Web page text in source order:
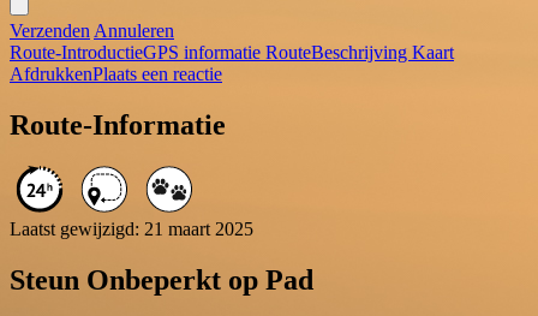
Verzenden Annuleren
Route-IntroductieGPS informatie RouteBeschrijving Kaart
AfdrukkenPlaats een reactie
Route-Informatie
Laatst gewijzigd: 21 maart 2025
Steun Onbeperkt op Pad